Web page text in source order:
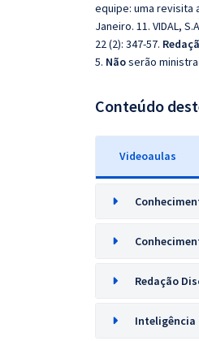
equipe: uma revisita
Janeiro. 11. VIDAL,
22 (2): 347-57.
5. Nãoserão
Conteúdo
Videoaulas
Redação
Inteligência